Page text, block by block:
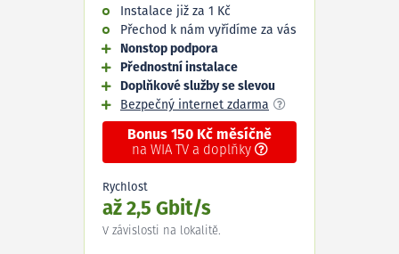
Instalace již za 1 Kč
Přechod k nám vyřídíme za vás
Nonstop podpora
Přednostní instalace
Doplňkové služby se slevou
Bezpečný internet zdarma
Bonus 150 Kč měsíčně
na WIA TV a doplňky
Rychlost
až 2,5 Gbit/s
V závislosti na lokalitě.